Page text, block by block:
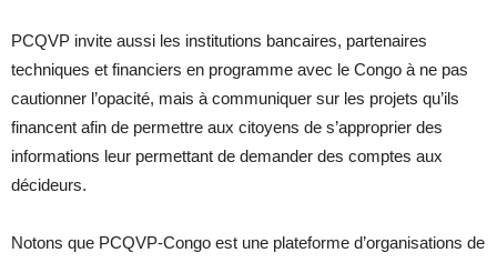
PCQVP invite aussi les institutions bancaires, partenaires
techniques et financiers en programme avec le Congo à ne pas
cautionner l’opacité, mais à communiquer sur les projets qu’ils
financent afin de permettre aux citoyens de s’approprier des
informations leur permettant de demander des comptes aux
décideurs.
Notons que PCQVP-Congo est une plateforme d’organisations de